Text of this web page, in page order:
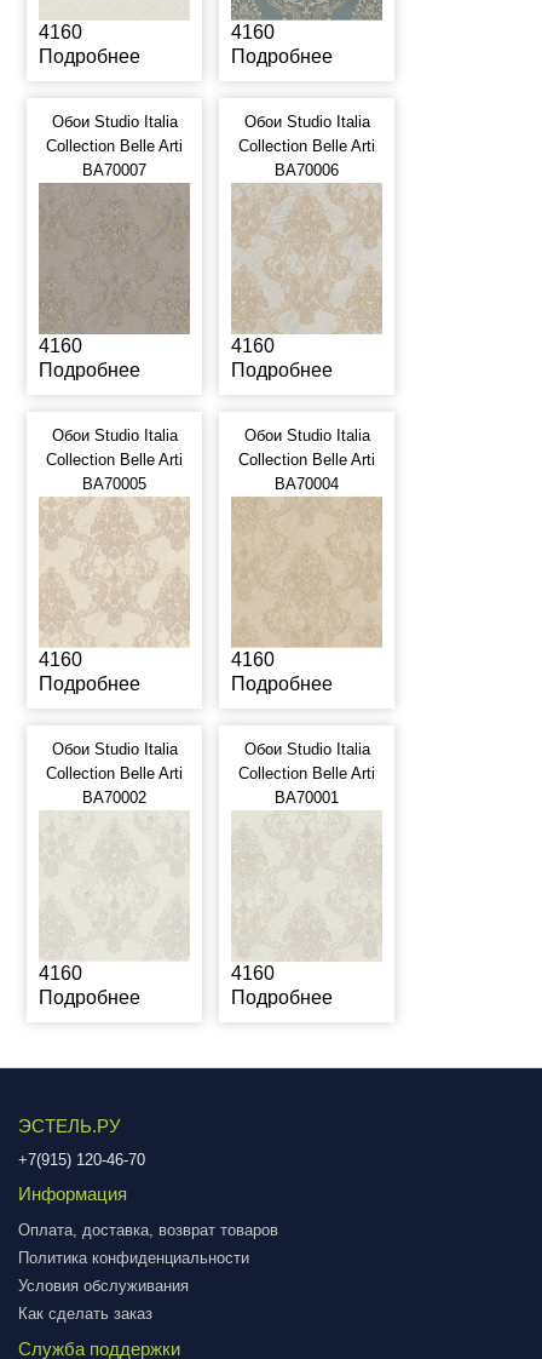
4160
Подробнее
4160
Подробнее
Обои Studio Italia
Collection Belle Arti
BA70007
4160
Подробнее
Обои Studio Italia
Collection Belle Arti
BA70006
4160
Подробнее
Обои Studio Italia
Collection Belle Arti
BA70005
4160
Подробнее
Обои Studio Italia
Collection Belle Arti
BA70004
4160
Подробнее
Обои Studio Italia
Collection Belle Arti
BA70002
4160
Подробнее
Обои Studio Italia
Collection Belle Arti
BA70001
4160
Подробнее
ЭСТЕЛЬ.РУ
+7(915) 120-46-70
Информация
Оплата, доставка, возврат товаров
Политика конфиденциальности
Условия обслуживания
Как сделать заказ
Служба поддержки